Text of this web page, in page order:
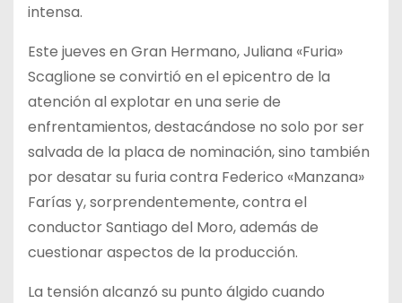
intensa.
Este jueves en Gran Hermano, Juliana «Furia»
Scaglione se convirtió en el epicentro de la
atención al explotar en una serie de
enfrentamientos, destacándose no solo por ser
salvada de la placa de nominación, sino también
por desatar su furia contra Federico «Manzana»
Farías y, sorprendentemente, contra el
conductor Santiago del Moro, además de
cuestionar aspectos de la producción.
La tensión alcanzó su punto álgido cuando